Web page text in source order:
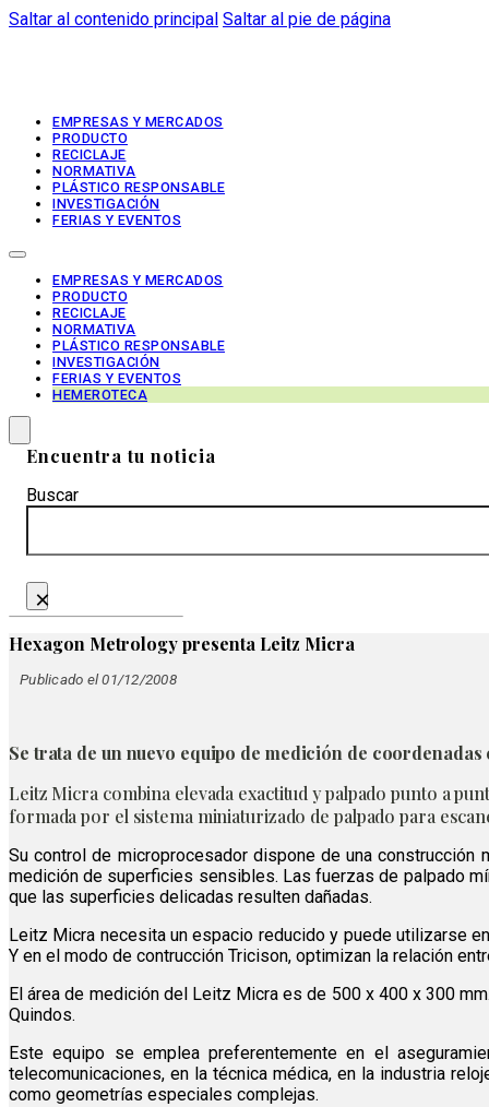
Saltar al contenido principal Saltar al pie de página
EMPRESAS Y MERCADOS
PRODUCTO
RECICLAJE
NORMATIVA
PLÁSTICO RESPONSABLE
INVESTIGACIÓN
FERIAS Y EVENTOS
EMPRESAS Y MERCADOS
PRODUCTO
RECICLAJE
NORMATIVA
PLÁSTICO RESPONSABLE
INVESTIGACIÓN
FERIAS Y EVENTOS
HEMEROTECA
Encuentra tu noticia
Buscar
×
Hexagon Metrology presenta Leitz Micra
Publicado el 01/12/2008
Se trata de un nuevo equipo de medición de
Leitz Micra combina elevada exactitud y palpado punto a
formada por el sistema miniaturizado de palpado para
Su control de microprocesador dispone de una
medición de superficies sensibles. Las fuerzas de palpado
que las superficies delicadas resulten dañadas.
Leitz Micra necesita un espacio reducido y puede utilizarse
Y en el modo de contrucción Tricison, optimizan la relación
El área de medición del Leitz Micra es de 500 x 400 x 300
Quindos.
Este equipo se emplea preferentemente en el
telecomunicaciones, en la técnica médica, en la industria
como geometrías especiales complejas.